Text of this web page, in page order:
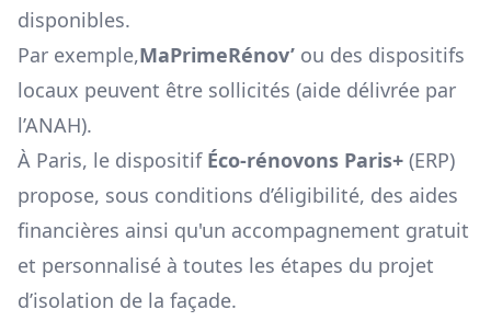
disponibles.
Par exemple,MaPrimeRénov’ ou des dispositifs
locaux peuvent être sollicités (aide délivrée par
l’ANAH).
À Paris, le dispositif Éco-rénovons Paris+ (ERP)
propose, sous conditions d’éligibilité, des aides
financières ainsi qu'un accompagnement gratuit
et personnalisé à toutes les étapes du projet
d’isolation de la façade.